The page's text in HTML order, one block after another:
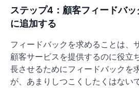
ステップ4：顧客フィードバ
に追加する
フィードバックを求めることは、
顧客サービスを提供するのに役立
長させるためにフィードバックを
が、あまりしつこくしたくはない